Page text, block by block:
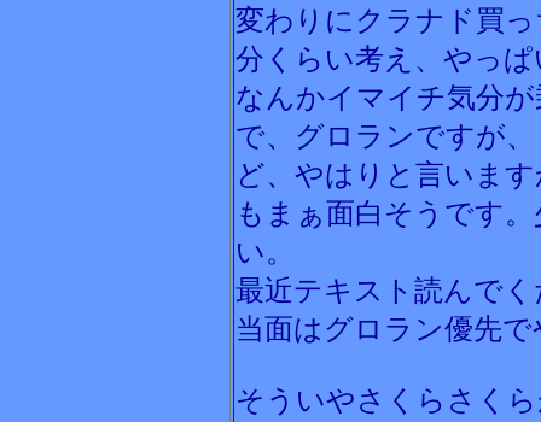
変わりにクラナド買
分くらい考え、やっ
なんかイマイチ気分
で、グロランですが
ど、やはりと言いま
もまぁ面白そうです
い。
最近テキスト読んで
当面はグロラン優先
そういやさくらさく